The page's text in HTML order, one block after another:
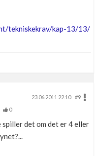
tekniskekrav/kap-13/13/
23.06.2011 22.10
#9
0
det om det er 4 eller